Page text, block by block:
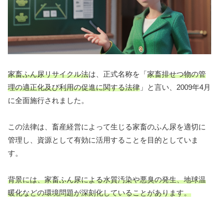
家畜ふん尿リサイクル法は、正式名称を「家畜排せつ物の管
理の適正化及び利用の促進に関する法律 」と言い、2009年4月
に全面施行されました。
この法律は、畜産経営によって生じる家畜のふん尿を適切に
管理し、資源として有効に活用することを目的としていま
す。
背景には、家畜ふん尿による水質汚染や悪臭の発生、地球温
暖化などの環境問題が深刻化していることがあります。